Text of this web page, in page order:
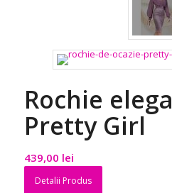
Rochie
Pretty Girl
439,00 lei
Detalii Produs